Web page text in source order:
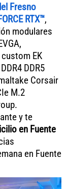
Fresno
RTX™,
modulares
EK
DDR5
Corsair
M.2
y te
en Fuente
en Fuente